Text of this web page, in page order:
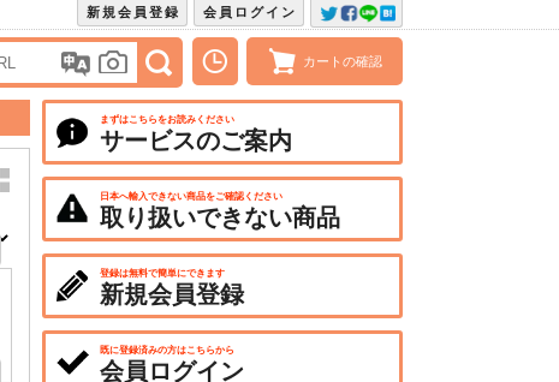
会員ログイン
新規会員登録
カートの確認
まずはこちらをお読みください
サービスのご案内
日本へ輸入できない商品をご確認ください
取り扱いできない商品
登録は無料で簡単にできます
新規会員登録
既に登録済みの方はこちらから
会員ログイン